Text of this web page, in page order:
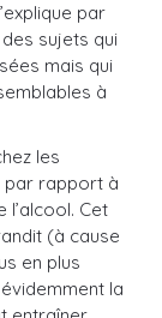
par
sujets qui
mais qui
à
les
par rapport à
l’alcool. Cet
(à cause
en plus
la